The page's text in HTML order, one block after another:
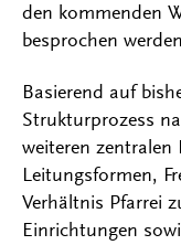
den kommenden
besprochen
Basierend auf
Strukturprozess
weiteren zentralen
Leitungsformen,
Verhältnis Pfarrei
Einrichtungen